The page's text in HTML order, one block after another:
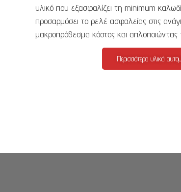
υλικό που εξασφαλίζει τη minimum
προσαρμόσει το ρελέ ασφαλείας στις
μακροπρόθεσμα κόστος και απλοποιώντας
Περισσότερα υλικά